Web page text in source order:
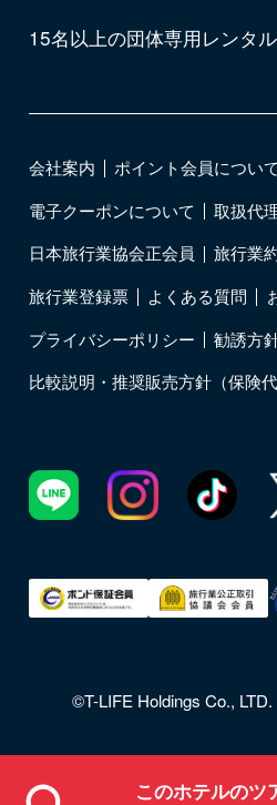
このホテルのツ
15名以上の団体専用レンタ
会社案内
ポイント会員について
電子クーポンについて
取扱代
日本旅行業協会正会員
旅行業
旅行業登録票
よくある質問
プライバシーポリシー
勧誘方
比較説明・推奨販売方針（保険代
©T-LIFE Holdings Co., LTD.